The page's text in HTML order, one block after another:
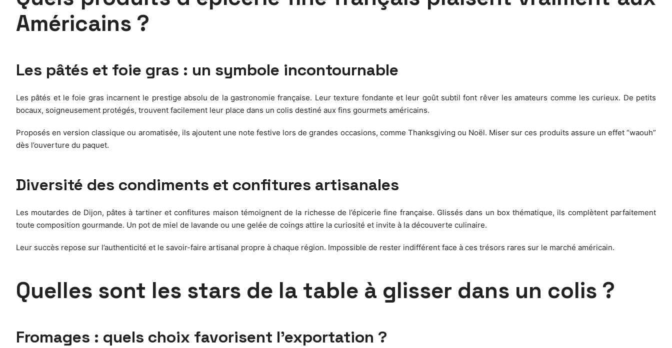
Américains ?
Les pâtés et foie gras : un symbole incontournable
Les pâtés et le foie gras incarnent le prestige absolu de la gastronomie française. Leur texture fondante et leur goût subtil font rêver les amateurs comme les curieux. De petits
bocaux, soigneusement protégés, trouvent facilement leur place dans un colis destiné aux fins gourmets américains.
Proposés en version classique ou aromatisée, ils ajoutent une note festive lors de grandes occasions, comme Thanksgiving ou Noël. Miser sur ces produits assure un effet “waouh”
dès l’ouverture du paquet.
Diversité des condiments et confitures artisanales
Les moutardes de Dijon, pâtes à tartiner et confitures maison témoignent de la richesse de l’épicerie fine française. Glissés dans un box thématique, ils complètent parfaitement
toute composition gourmande. Un pot de miel de lavande ou une gelée de coings attire la curiosité et invite à la découverte culinaire.
Leur succès repose sur l’authenticité et le savoir-faire artisanal propre à chaque région. Impossible de rester indifférent face à ces trésors rares sur le marché américain.
Quelles sont les stars de la table à glisser dans un colis ?
Fromages : quels choix favorisent l’exportation ?